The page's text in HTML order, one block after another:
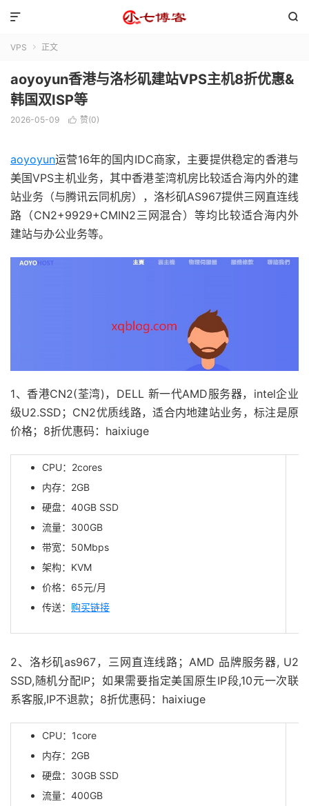


VPS  正文
aoyoyun香港与洛杉矶建站VPS主机8折优惠&
韩国双ISP等
2026-05-09  赞(0)
aoyoyun运营16年的国内IDC商家，主要提供稳定的香港与
美国VPS主机业务，其中香港荃湾机房比较适合海内外的建
站业务（与腾讯云同机房），洛杉矶AS967提供三网直连线
路（CN2+9929+CMIN2三网混合）等均比较适合海内外
建站与办公业务等。
1、香港CN2(荃湾)，DELL 新一代AMD服务器，intel企业
级U2.SSD；CN2优质线路，适合内地建站业务，标注是原
价格；8折优惠码：haixiuge
CPU：2cores
内存：2GB
硬盘：40GB SSD
流量：300GB
带宽：50Mbps
架构：KVM
价格：65元/月
传送： 购买链接
2、洛杉矶as967，三网直连线路；AMD 品牌服务器, U2
SSD,随机分配IP；如果需要指定美国原生IP段,10元一次联
系客服,IP不退款；8折优惠码：haixiuge
CPU：1core
内存：2GB
硬盘：30GB SSD
流量：400GB